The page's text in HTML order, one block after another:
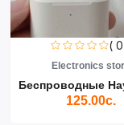
(
Electronics
125.00с.